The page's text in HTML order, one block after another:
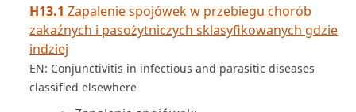
H13.1 Zapalenie spojówek w przebiegu chorób
zakaźnych i pasożytniczych sklasyfikowanych gdzie
indziej
EN: Conjunctivitis in infectious and parasitic diseases
classified elsewhere